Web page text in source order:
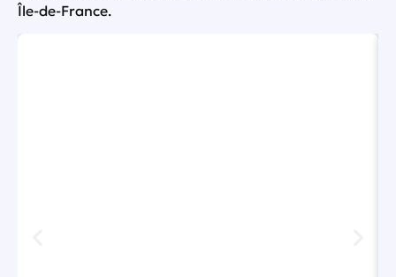
Île-de-France.